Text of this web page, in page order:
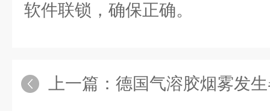
软件联锁，确保正确。
上一篇： 德国气溶胶烟雾发